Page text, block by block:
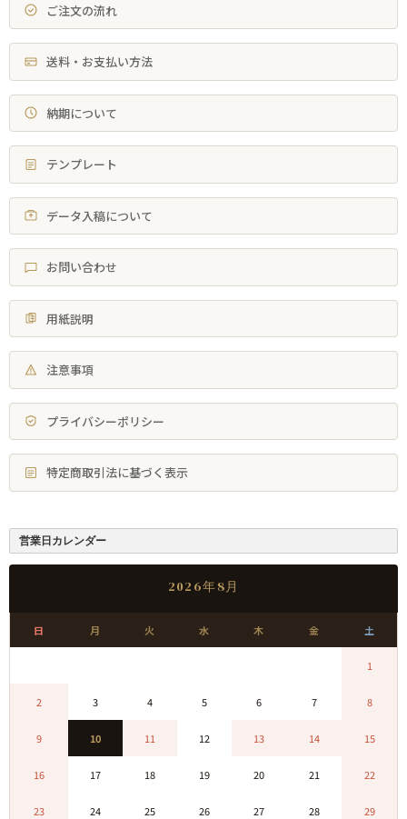
ご注文の流れ
送料・お支払い方法
納期について
テンプレート
データ入稿について
お問い合わせ
用紙説明
注意事項
プライバシーポリシー
特定商取引法に基づく表示
営業日カレンダー
2026年8月
日 月 火 水 木 金 土
1
2 3 4 5 6 7 8
9 10 11 12 13 14 15
16 17 18 19 20 21 22
23 24 25 26 27 28 29